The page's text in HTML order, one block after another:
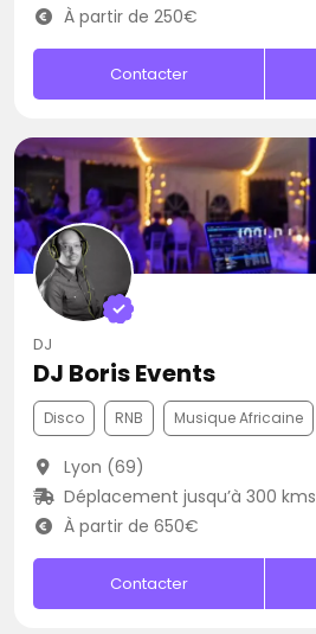
À partir de 250€
Contacter
DJ
DJ Boris Events
Disco RNB Musique Africaine
Lyon (69)
Déplacement jusqu’à 300 kms
À partir de 650€
Contacter